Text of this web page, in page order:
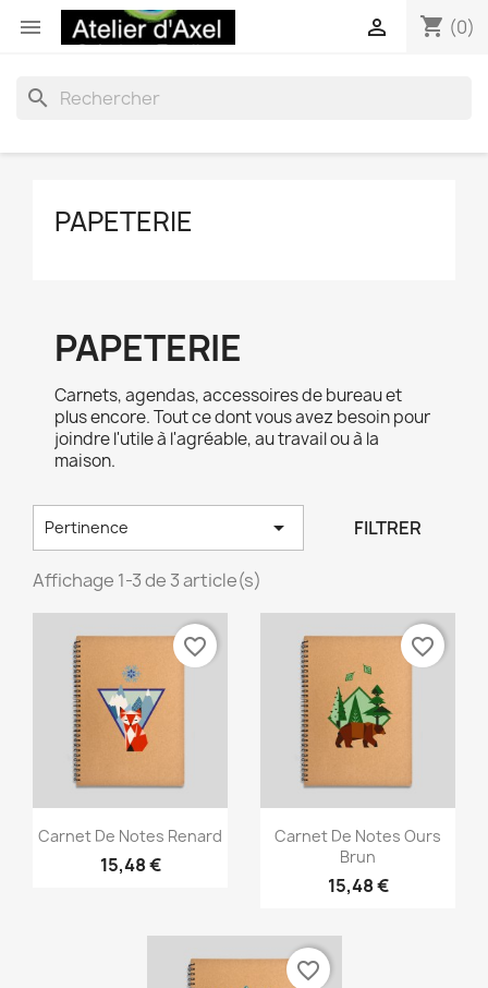
 shopping_cart (0)

search
PAPETERIE
PAPETERIE
Carnets, agendas, accessoires de bureau et
plus encore. Tout ce dont vous avez besoin pour
joindre l'utile à l'agréable, au travail ou à la
maison.
Pertinence  FILTRER
Affichage 1-3 de 3 article(s)
Aperçu rapide
Carnet De Notes Renard
15,48 €
favorite_border
Aperçu rapide
Carnet De Notes Ours
Brun
15,48 €
favorite_border
favorite_border